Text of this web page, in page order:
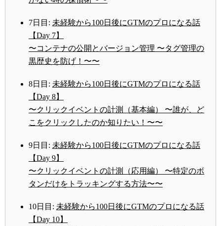
7日目: 未経験から100日後にGTMのプロになる話
【Day 7】
〜コンテナの公開とバージョン管理 〜タグ管理の
黒歴史を防げ！〜〜
8日目: 未経験から100日後にGTMのプロになる話
【Day 8】
〜クリックイベントの計測（基本編） 〜誰が、ど
こをクリックしたのか知りたい！〜〜
9日目: 未経験から100日後にGTMのプロになる話
【Day 9】
〜クリックイベントの計測（応用編） 〜特定のボ
タンだけをトラッキングする方法〜〜
10日目: 未経験から100日後にGTMのプロになる話
【Day 10】